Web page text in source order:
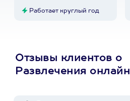
Работает круглый год
Отзывы клиентов о
Развлечения онлайн